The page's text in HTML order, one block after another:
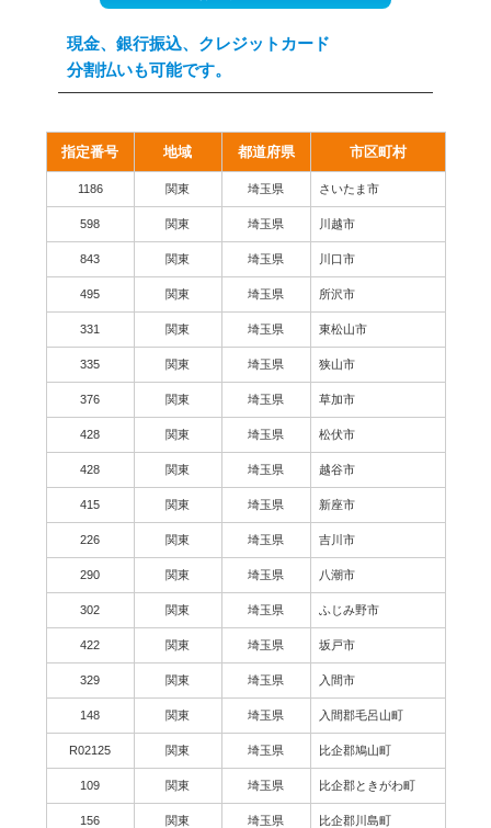
現金、銀行振込、クレジットカード
分割払いも可能です。
指定番号 地域 都道府県 市区町村
1186 関東 埼玉県 さいたま市
598 関東 埼玉県 川越市
843 関東 埼玉県 川口市
495 関東 埼玉県 所沢市
331 関東 埼玉県 東松山市
335 関東 埼玉県 狭山市
376 関東 埼玉県 草加市
428 関東 埼玉県 松伏市
428 関東 埼玉県 越谷市
415 関東 埼玉県 新座市
226 関東 埼玉県 吉川市
290 関東 埼玉県 八潮市
302 関東 埼玉県 ふじみ野市
422 関東 埼玉県 坂戸市
329 関東 埼玉県 入間市
148 関東 埼玉県 入間郡毛呂山町
R02125 関東 埼玉県 比企郡鳩山町
109 関東 埼玉県 比企郡ときがわ町
156 関東 埼玉県 比企郡川島町